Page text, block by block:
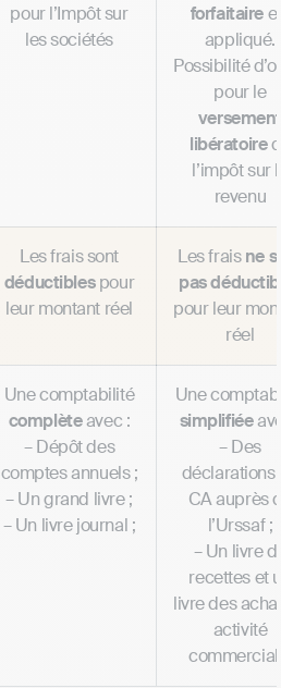
pour l’Impôt sur
les sociétés
forfaitaire
appliqué.
Possibilité
pour le
libératoire
l’impôt sur
revenu
Les frais sont
déductiblespour
leur montant réel
Les fraisne
pas
pour leur
réel
Une comptabilité
complèteavec :
– Dépôt des
comptes annuels ;
– Un grand livre ;
– Un livre journal ;
Une
simplifiée
– Des
déclarations
CA auprès
l’Urssaf ;
– Un livre
recettes et
livre des
activité